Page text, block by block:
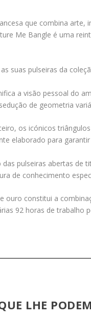
que combina
Me Bangle é uma
suas pulseiras da
a visão pessoal do
de geometria
os icónicos
elaborado para
das pulseiras abertas
de conhecimento
ouro constitui a
92 horas de
LHE